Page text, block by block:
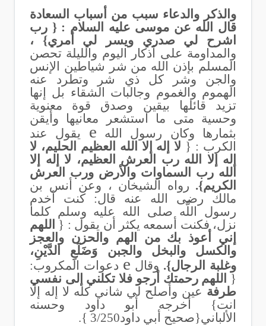
والذكر والدعاء سبب من أسباب السعادة
قال الله عن موسى عليه السلام : { رب
اشرح لي صدري ويسر لي أمري} ،
والمداومة على أذكار اليوم والليلة تحصن
المسلم بإذن الله من شر شياطين الإنس
والجن وشر كل ذي شر وتطرد عنه
الهموم والغموم وجالبات الشقاء بل إنها
تزيد قائلها بيقين وصدق قوة معنوية
وحسية متى ما استشعر معانيها وأيقن
بثمارها وكان رسول الله e يقول عند
الكرب : { لا إله إلا الله العظيم الحليم، لا
إله إلا الله رب العرش العظيم، لا إله إلا
الله رب السماوات والأرض ورب العرش
الكريم}. رواه الشيخان ، وعن أنس بن
مالك رضى الله عنه قال: كنت أخدم
رسول اللَّه صلى الله عليه وسلم كلما
نزل، فكنت أسمعه يكثر أن يقول : { اللهم
إني أعوذ بك من الهم والحزن والعجز
والكسل والبخل والجبن وَضَلَعِ الدَّيْنِ،
وغلبة الرجال}. وقال e دعوات المكروب:
{ اللهم رحمتك أرجو فلا تكلني إلى نفسي
طرفة عين وأصلح لي شاني كله لا إله إلا
انت} أخرجه أبو داود وحسنه
الألباني{صحيح أبي داود3/250 }.